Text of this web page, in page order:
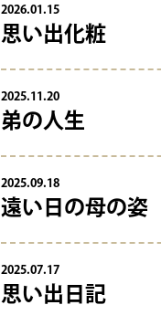
2026.01.15
思い出化粧
2025.11.20
弟の人生
2025.09.18
遠い日の母の姿
2025.07.17
思い出日記
10%